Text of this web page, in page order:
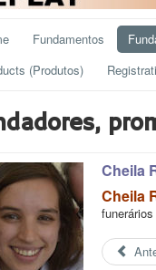
Fundamentos
(Produtos)
Cheila
Cheila